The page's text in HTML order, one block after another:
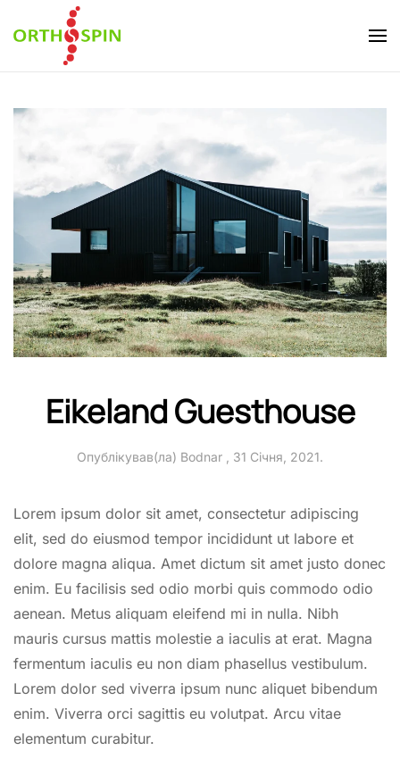
Skip to main content
Eikeland Guesthouse
Опублікував(ла) Bodnar 31 Січня, 2021.
Lorem ipsum dolor sit amet, consectetur adipiscing
elit, sed do eiusmod tempor incididunt ut labore et
dolore magna aliqua. Amet dictum sit amet justo donec
enim. Eu facilisis sed odio morbi quis commodo odio
aenean. Metus aliquam eleifend mi in nulla. Nibh
mauris cursus mattis molestie a iaculis at erat. Magna
fermentum iaculis eu non diam phasellus vestibulum.
Lorem dolor sed viverra ipsum nunc aliquet bibendum
enim. Viverra orci sagittis eu volutpat. Arcu vitae
elementum curabitur.